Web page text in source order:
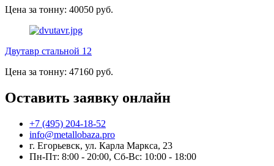
Цена за тонну: 40050 руб.
Двутавр стальной 12
Цена за тонну: 47160 руб.
Оставить заявку онлайн
+7 (495) 204-18-52
info@metallobaza.pro
г. Егорьевск, ул. Карла Маркса, 23
Пн-Пт: 8:00 - 20:00, Сб-Вс: 10:00 - 18:00